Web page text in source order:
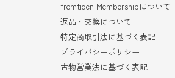
fremtiden Membershipについて
返品・交換について
特定商取引法に基づく表記
プライバシーポリシー
古物営業法に基づく表記